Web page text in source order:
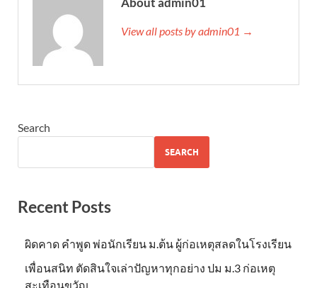
View all posts by admin01 →
Search
SEARCH
Recent Posts
ผิดคาด คำพูด พ่อนักเรียน ม.ต้น ผู้ก่อเหตุสลดในโรงเรียน
เพื่อนสนิท ตัดสินใจเล่าปัญหาทุกอย่าง ปม ม.3 ก่อเหตุ
สะเทือนขวัญ